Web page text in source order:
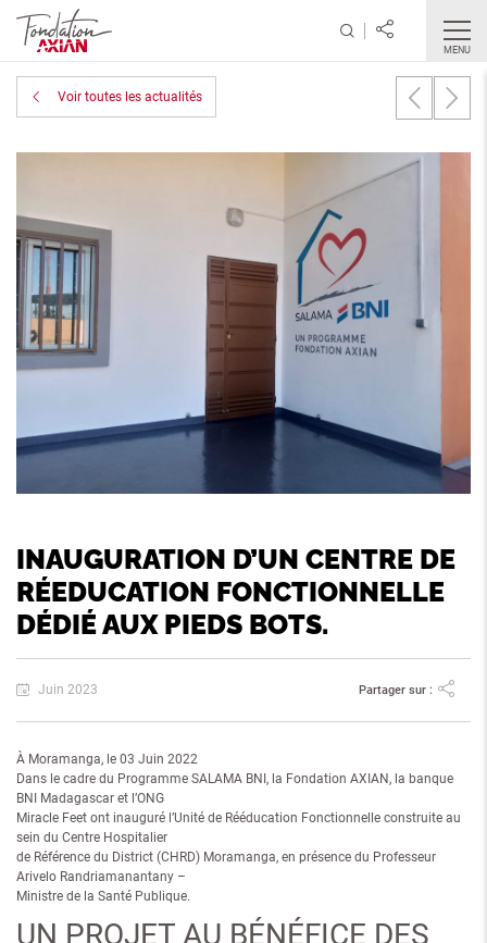
MENU
Voir toutes les actualités
INAUGURATION D’UN CENTRE DE
RÉEDUCATION FONCTIONNELLE
DÉDIÉ AUX PIEDS BOTS.
Juin 2023 Partager sur :
À Moramanga, le 03 Juin 2022
Dans le cadre du Programme SALAMA BNI, la Fondation AXIAN, la banque
BNI Madagascar et l’ONG
Miracle Feet ont inauguré l’Unité de Rééducation Fonctionnelle construite au
sein du Centre Hospitalier
de Référence du District (CHRD) Moramanga, en présence du Professeur
Arivelo Randriamanantany –
Ministre de la Santé Publique.
UN PROJET AU BÉNÉFICE DES